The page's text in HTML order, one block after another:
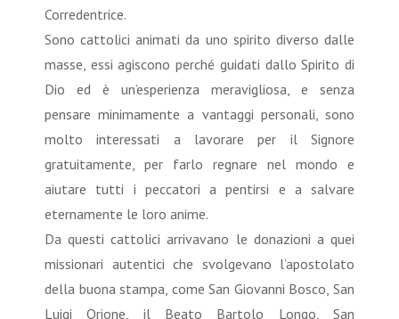
Corredentrice.
Sono cattolici animati da uno spirito diverso dalle
masse, essi agiscono perché guidati dallo Spirito di
Dio ed è un’esperienza meravigliosa, e senza
pensare minimamente a vantaggi personali, sono
molto interessati a lavorare per il Signore
gratuitamente, per farlo regnare nel mondo e
aiutare tutti i peccatori a pentirsi e a salvare
eternamente le loro anime.
Da questi cattolici arrivavano le donazioni a quei
missionari autentici che svolgevano l’apostolato
della buona stampa, come San Giovanni Bosco, San
Luigi Orione, il Beato Bartolo Longo, San